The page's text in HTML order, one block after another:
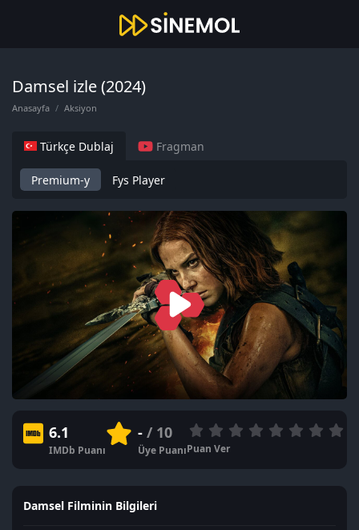
Damsel izle (2024)
Anasayfa Aksiyon
Türkçe Dublaj Fragman
Premium-y Fys Player
6.1
IMDb Puanı
-/ 10
Üye PuanıPuan Ver
Damsel Filminin Bilgileri